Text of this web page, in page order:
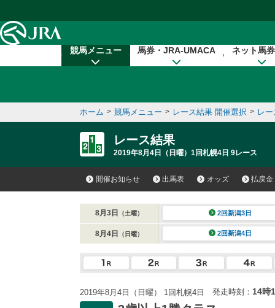
競馬メニュー 馬券・JRA-UMACA ネット馬
ホーム > 競馬メニュー > レース結果 開催選択 > レ
レース結果
2019年8月4日（日曜）1回札幌4日 9レース
開催お知らせ 出馬表 オッズ 払戻金
8月3日 （土曜） 2回新潟3日
8月4日 （日曜） 2回新潟4日
2019年8月4日（日曜） 1回札幌4日 発走時刻： 14時